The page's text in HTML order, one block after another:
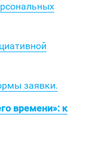
заявки.
времени»: к